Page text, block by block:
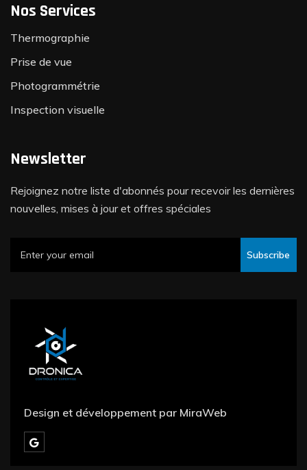
Nos Services
Thermographie
Prise de vue
Photogrammétrie
Inspection visuelle
Newsletter
Rejoignez notre liste d'abonnés pour recevoir les dernières
nouvelles, mises à jour et offres spéciales
Subscribe
Design et développement par MiraWeb